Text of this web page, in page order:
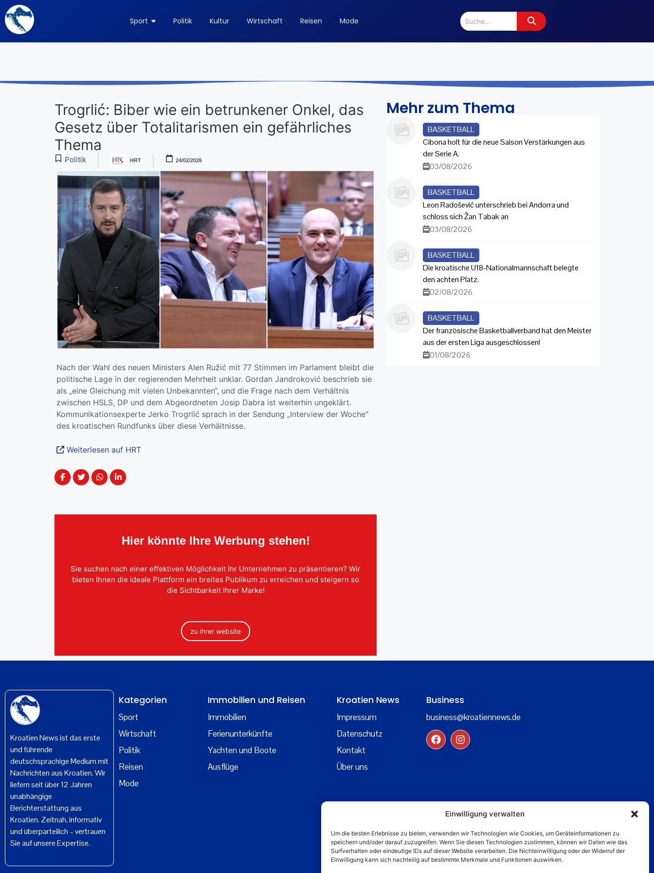
Einwilligung verwalten
Um die besten Erlebnisse zu bieten, verwenden wir Technologien wie Cookies, um Geräteinformationen zu
speichern und/oder darauf zuzugreifen. Wenn Sie diesen Technologien zustimmen, können wir Daten wie das
Surfverhalten oder eindeutige IDs auf dieser Website verarbeiten. Die Nichteinwilligung oder der Widerruf der
Einwilligung kann sich nachteilig auf bestimmte Merkmale und Funktionen auswirken.
Sport Politik Kultur Wirtschaft Reisen Mode
Trogrlić: Biber wie ein betrunkener Onkel, das
Gesetz über Totalitarismen ein gefährliches
Thema
Politik HRT 24/02/2026
Nach der Wahl des neuen Ministers Alen Ružić mit 77 Stimmen im Parlament bleibt die
politische Lage in der regierenden Mehrheit unklar. Gordan Jandroković beschrieb sie
als „eine Gleichung mit vielen Unbekannten“, und die Frage nach dem Verhältnis
zwischen HSLS, DP und dem Abgeordneten Josip Dabra ist weiterhin ungeklärt.
Kommunikationsexperte Jerko Trogrlić sprach in der Sendung „Interview der Woche“
des kroatischen Rundfunks über diese Verhältnisse.
Weiterlesen auf HRT
Hier könnte Ihre Werbung stehen!
Sie suchen nach einer effektiven Möglichkeit Ihr Unternehmen zu präsentieren? Wir
bieten Ihnen die ideale Plattform ein breites Publikum zu erreichen und steigern so
die Sichtbarkeit Ihrer Marke!
zu ihrer website
Mehr zum Thema
BASKETBALL
Cibona holt für die neue Saison Verstärkungen aus
der Serie A.
03/08/2026
BASKETBALL
Leon Radošević unterschrieb bei Andorra und
schloss sich Žan Tabak an
03/08/2026
BASKETBALL
Die kroatische U18-Nationalmannschaft belegte
den achten Platz.
02/08/2026
BASKETBALL
Der französische Basketballverband hat den Meister
aus der ersten Liga ausgeschlossen!
01/08/2026
Kroatien News ist das erste
und führende
deutschsprachige Medium mit
Nachrichten aus Kroatien. Wir
liefern seit über 12 Jahren
unabhängige
Berichterstattung aus
Kroatien. Zeitnah, informativ
und überparteilich – vertrauen
Sie auf unsere Expertise.
Kategorien
Sport
Wirtschaft
Politik
Reisen
Mode
Immobilien und Reisen
Immobilien
Ferienunterkünfte
Yachten und Boote
Ausflüge
Kroatien News
Impressum
Datenschutz
Kontakt
Über uns
Business
business@kroatiennews.de